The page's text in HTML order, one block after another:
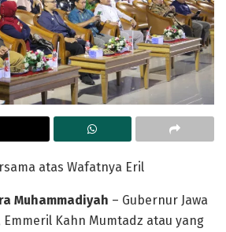
atas Wafatnya Eril
Muhammadiyah – Gubernur Jawa
Emmeril Kahn Mumtadz atau yang